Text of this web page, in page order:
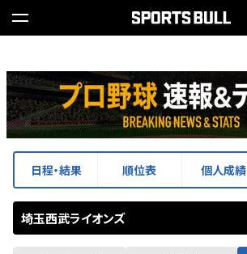
日程・結果 順位表 個人成績
埼玉西武ライオンズ